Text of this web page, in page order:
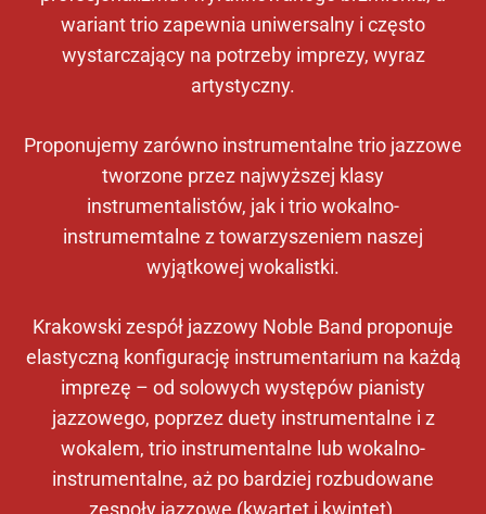
wariant trio zapewnia uniwersalny i często
wystarczający na potrzeby imprezy, wyraz
artystyczny.
Proponujemy zarówno instrumentalne trio jazzowe
tworzone przez najwyższej klasy
instrumentalistów, jak i trio wokalno-
instrumemtalne z towarzyszeniem naszej
wyjątkowej wokalistki.
Krakowski zespół jazzowy Noble Band proponuje
elastyczną konfigurację instrumentarium na każdą
imprezę – od solowych występów pianisty
jazzowego, poprzez duety instrumentalne i z
wokalem, trio instrumentalne lub wokalno-
instrumentalne, aż po bardziej rozbudowane
zespoły jazzowe (kwartet i kwintet).